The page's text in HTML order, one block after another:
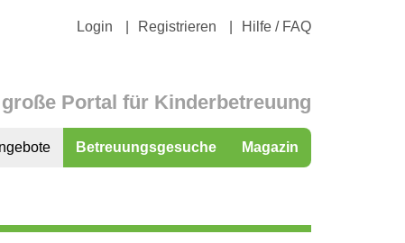
Login Registrieren Hilfe / FAQ
Portal für Kinderbetreuung
Betreuungsgesuche Magazin